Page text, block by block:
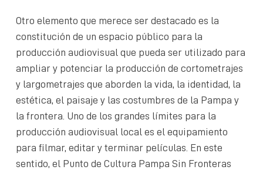
Otro elemento que merece ser destacado es la
constitución de un espacio público para la
producción audiovisual que pueda ser utilizado para
ampliar y potenciar la producción de cortometrajes
y largometrajes que aborden la vida, la identidad, la
estética, el paisaje y las costumbres de la Pampa y
la frontera. Uno de los grandes límites para la
producción audiovisual local es el equipamiento
para filmar, editar y terminar películas. En este
sentido, el Punto de Cultura Pampa Sin Fronteras